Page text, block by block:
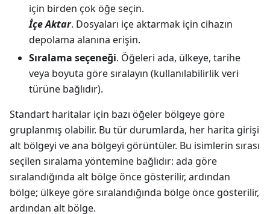
için birden çok öğe seçin.
İçe Aktar. Dosyaları içe aktarmak için cihazın
depolama alanına erişin.
Sıralama seçeneği. Öğeleri ada, ülkeye, tarihe
veya boyuta göre sıralayın (kullanılabilirlik veri
türüne bağlıdır).
Standart haritalar için bazı öğeler bölgeye göre
gruplanmış olabilir. Bu tür durumlarda, her harita girişi
alt bölgeyi ve ana bölgeyi görüntüler. Bu isimlerin sırası
seçilen sıralama yöntemine bağlıdır: ada göre
sıralandığında alt bölge önce gösterilir, ardından
bölge; ülkeye göre sıralandığında bölge önce gösterilir,
ardından alt bölge.